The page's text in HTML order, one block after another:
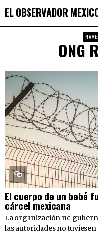
EL OBSERVADOR
ONG
El cuerpo de un bebé
cárcel mexicana
La organización no
las autoridades no